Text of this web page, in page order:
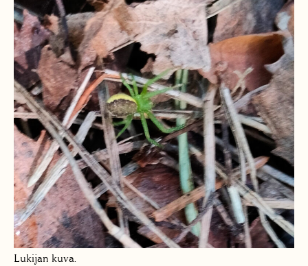
Lukijan kuva.